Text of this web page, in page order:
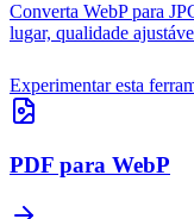
Converta WebP para
lugar, qualidade
Experimentar esta
PDF para WebP